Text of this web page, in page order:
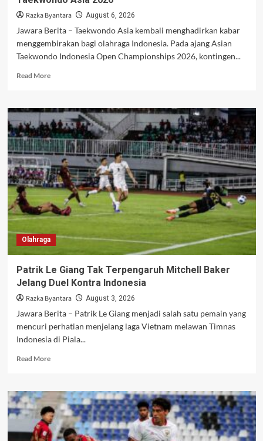
Razka Byantara August 6, 2026
Jawara Berita – Taekwondo Asia kembali menghadirkan kabar
menggembirakan bagi olahraga Indonesia. Pada ajang Asian
Taekwondo Indonesia Open Championships 2026, kontingen...
Read MoreRead
Indonesia
Tampil
Gemilang,
Raih
Gelar
Juara
Umum
Taekwondo
Asia
2026
Olahraga
Patrik Le Giang Tak Terpengaruh Mitchell Baker
Jelang Duel Kontra Indonesia
Razka Byantara August 3, 2026
Jawara Berita – Patrik Le Giang menjadi salah satu pemain yang
mencuri perhatian menjelang laga Vietnam melawan Timnas
Indonesia di Piala...
Read MoreRead
Patrik
Le
Giang
Tak
Terpengaruh